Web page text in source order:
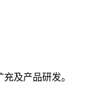
及产品研发。